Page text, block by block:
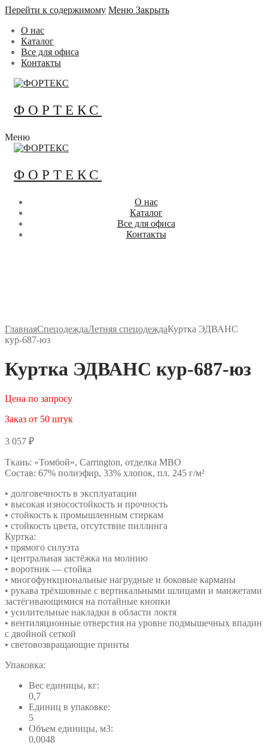
Перейти к содержимому Меню Закрыть
О нас
Каталог
Все для офиса
Контакты
ФОРТЕКС
Меню
ФОРТЕКС
О нас
Каталог
Все для офиса
Контакты
ГлавнаяСпецодеждаЛетняя спецодеждаКуртка ЭДВАНС
кур-687-юз
Куртка ЭДВАНС кур-687-юз
Цена по запросу
Заказ от 50 штук
3 057 ₽
Ткань: «Томбой», Carrington, отделка МВО
Состав: 67% полиэфир, 33% хлопок, пл. 245 г/м²
• долговечность в эксплуатации
• высокая износостойкость и прочность
• стойкость к промышленным стиркам
• стойкость цвета, отсутствие пиллинга
Куртка:
• прямого силуэта
• центральная застёжка на молнию
• воротник — стойка
• многофункциональные нагрудные и боковые карманы
• рукава трёхшовные с вертикальными шлицами и манжетами
застёгивающимися на потайные кнопки
• усилительные накладки в области локтя
• вентиляционные отверстия на уровне подмышечных впадин
с двойной сеткой
• световозвращающие принты
Упаковка:
Вес единицы, кг:
0,7
Единиц в упаковке:
5
Объем единицы, м3:
0,0048